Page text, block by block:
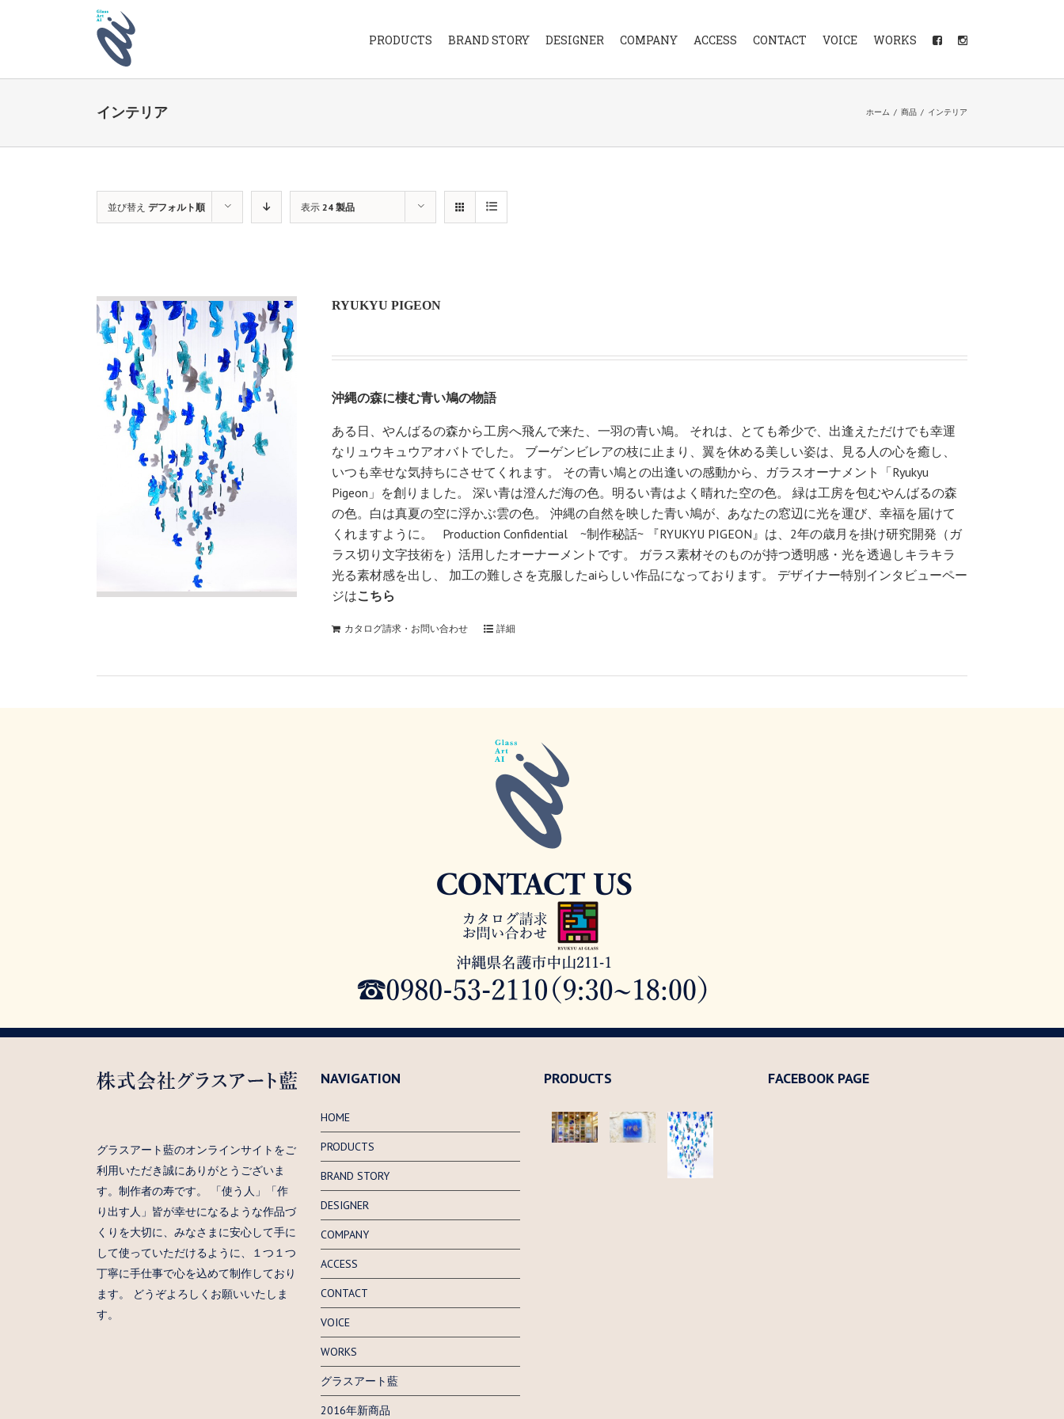
PRODUCTS BRAND STORY DESIGNER COMPANY ACCESS CONTACT VOICE WORKS
インテリア ホーム / 商品 / インテリア
並び替え デフォルト順 表示 24 製品
RYUKYU PIGEON
沖縄の森に棲む青い鳩の物語
ある日、やんばるの森から工房へ飛んで来た、一羽の青い鳩。 それは、とても希少で、出逢えただけでも幸運
なリュウキュウアオバトでした。 ブーゲンビレアの枝に止まり、翼を休める美しい姿は、見る人の心を癒し、
いつも幸せな気持ちにさせてくれます。 その青い鳩との出逢いの感動から、ガラスオーナメント「Ryukyu
Pigeon」を創りました。 深い青は澄んだ海の色。明るい青はよく晴れた空の色。 緑は工房を包むやんばるの森
の色。白は真夏の空に浮かぶ雲の色。 沖縄の自然を映した青い鳩が、あなたの窓辺に光を運び、幸福を届けて
くれますように。 Production Confidential ~制作秘話~ 『RYUKYU PIGEON』は、2年の歳月を掛け研究開発（ガ
ラス切り文字技術を）活用したオーナーメントです。 ガラス素材そのものが持つ透明感・光を透過しキラキラ
光る素材感を出し、 加工の難しさを克服したaiらしい作品になっております。 デザイナー特別インタビューペー
ジはこちら
カタログ請求・お問い合わせ 詳細
グラスアート藍のオンラインサイトをご
利用いただき誠にありがとうございま
す。制作者の寿です。 「使う人」「作
り出す人」皆が幸せになるような作品づ
くりを大切に、みなさまに安心して手に
して使っていただけるように、１つ１つ
丁寧に手仕事で心を込めて制作しており
ます。 どうぞよろしくお願いいたしま
す。
NAVIGATION
HOME
PRODUCTS
BRAND STORY
DESIGNER
COMPANY
ACCESS
CONTACT
VOICE
WORKS
グラスアート藍
2016年新商品
PRODUCTS FACEBOOK PAGE